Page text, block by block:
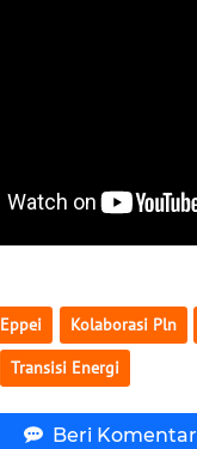
Eppei Kolaborasi Pln
Transisi Energi
Beri Komentar